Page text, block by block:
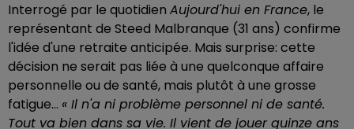
Interrogé par le quotidien Aujourd'hui en France, le
représentant de Steed Malbranque (31 ans) confirme
l'idée d'une retraite anticipée. Mais surprise: cette
décision ne serait pas liée à une quelconque affaire
personnelle ou de santé, mais plutôt à une grosse
fatigue... « Il n'a ni problème personnel ni de santé.
Tout va bien dans sa vie. Il vient de jouer quinze ans